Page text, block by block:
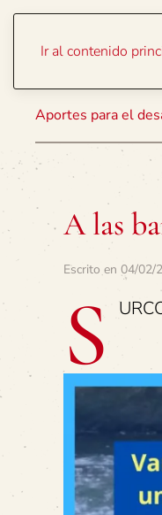
Ir al contenido
Aportes para el
A las
Escrito en 04/02/
S